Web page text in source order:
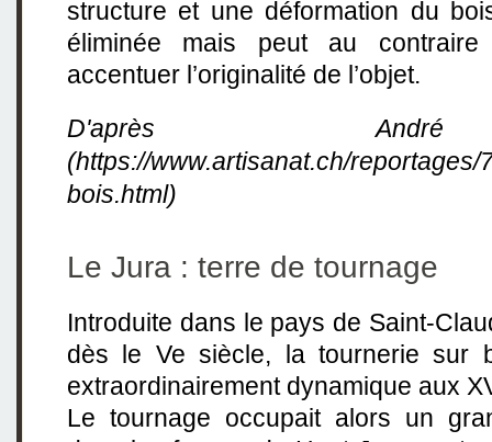
structure et une déformation du
éliminée mais peut au
accentuer l’originalité de l’objet.
D'après
(https://www.artisanat.ch/
bois.html)
Le Jura : terre de tournage
Introduite dans le pays de Saint-
dès le Ve siècle, la tournerie sur
extraordinairement dynamique aux
Le tournage occupait alors un